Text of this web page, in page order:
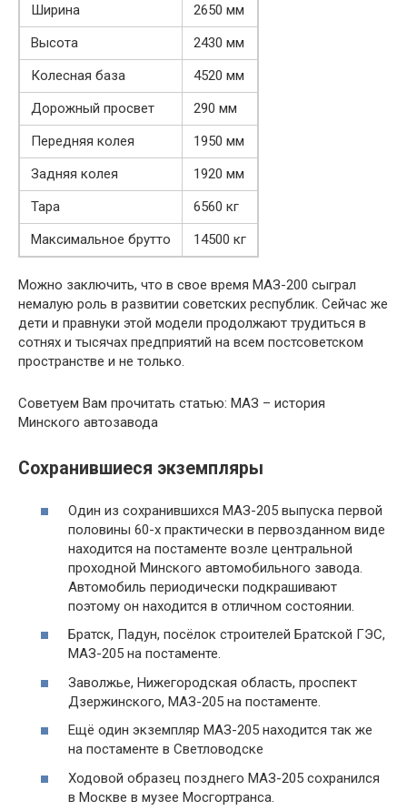
Ширина
2650 мм
Высота
2430 мм
Колесная база
4520 мм
Дорожный просвет
290 мм
Передняя колея
1950 мм
Задняя колея
1920 мм
Тара
6560 кг
Максимальное брутто
14500 кг
Можно заключить, что в свое время МАЗ-200 сыграл
немалую роль в развитии советских республик. Сейчас же
дети и правнуки этой модели продолжают трудиться в
сотнях и тысячах предприятий на всем постсоветском
пространстве и не только.
Советуем Вам прочитать статью: МАЗ – история
Минского автозавода
Сохранившиеся экземпляры
Один из сохранившихся МАЗ-205 выпуска первой
половины 60-х практически в первозданном виде
находится на постаменте возле центральной
проходной Минского автомобильного завода.
Автомобиль периодически подкрашивают
поэтому он находится в отличном состоянии.
Братск, Падун, посёлок строителей Братской ГЭС,
МАЗ-205 на постаменте.
Заволжье, Нижегородская область, проспект
Дзержинского, МАЗ-205 на постаменте.
Ещё один экземпляр МАЗ-205 находится так же
на постаменте в Светловодске
Ходовой образец позднего МАЗ-205 сохранился
в Москве в музее Мосгортранса.